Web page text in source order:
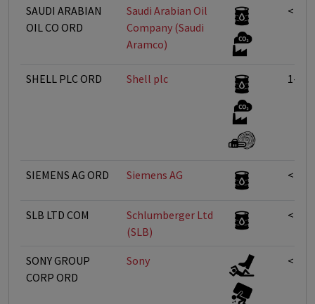
SAUDI ARABIAN
OIL CO ORD
Saudi Arabian Oil
Company (Saudi
Aramco)
<1%
SHELL PLC ORD Shell plc 1-5%
SIEMENS AG ORD Siemens AG <1%
SLB LTD COM
Schlumberger Ltd
(SLB)
<1%
SONY GROUP
CORP ORD
Sony <1%